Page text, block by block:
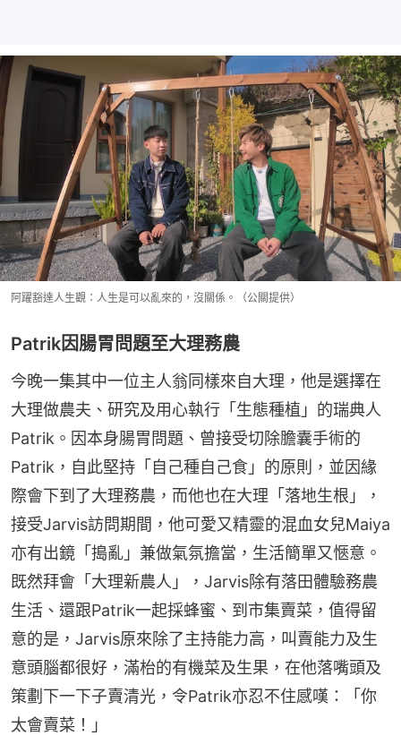
阿躍豁達人生觀：人生是可以亂來的，沒關係。（公關提供）
Patrik因腸胃問題至大理務農
今晚一集其中一位主人翁同樣來自大理，他是選擇在
大理做農夫、研究及用心執行「生態種植」的瑞典人
Patrik。因本身腸胃問題、曾接受切除膽囊手術的
Patrik，自此堅持「自己種自己食」的原則，並因緣
際會下到了大理務農，而他也在大理「落地生根」，
接受Jarvis訪問期間，他可愛又精靈的混血女兒Maiya
亦有出鏡「搗亂」兼做氣氛擔當，生活簡單又愜意。
既然拜會「大理新農人」，Jarvis除有落田體驗務農
生活、還跟Patrik一起採蜂蜜、到市集賣菜，值得留
意的是，Jarvis原來除了主持能力高，叫賣能力及生
意頭腦都很好，滿枱的有機菜及生果，在他落嘴頭及
策劃下一下子賣清光，令Patrik亦忍不住感嘆：「你
太會賣菜！」